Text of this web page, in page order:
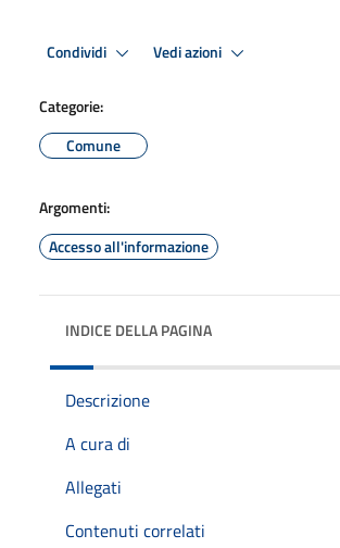
Condividi Vedi azioni
Categorie:
Comune
Argomenti:
Accesso all'informazione
INDICE DELLA PAGINA
Descrizione
A cura di
Allegati
Contenuti correlati